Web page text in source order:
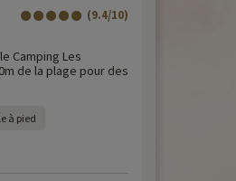
(9.4/10)
Camping Les
de la plage pour des
à pied